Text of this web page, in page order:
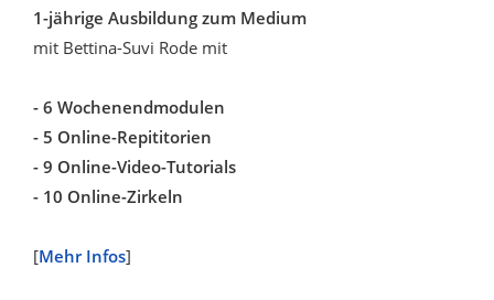
1-jährige Ausbildung zum Medium
mit Bettina-Suvi Rode mit
- 6 Wochenendmodulen
- 5 Online-Repititorien
- 9 Online-Video-Tutorials
- 10 Online-Zirkeln
[Mehr Infos]